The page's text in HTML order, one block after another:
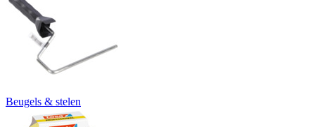
Beugels & stelen